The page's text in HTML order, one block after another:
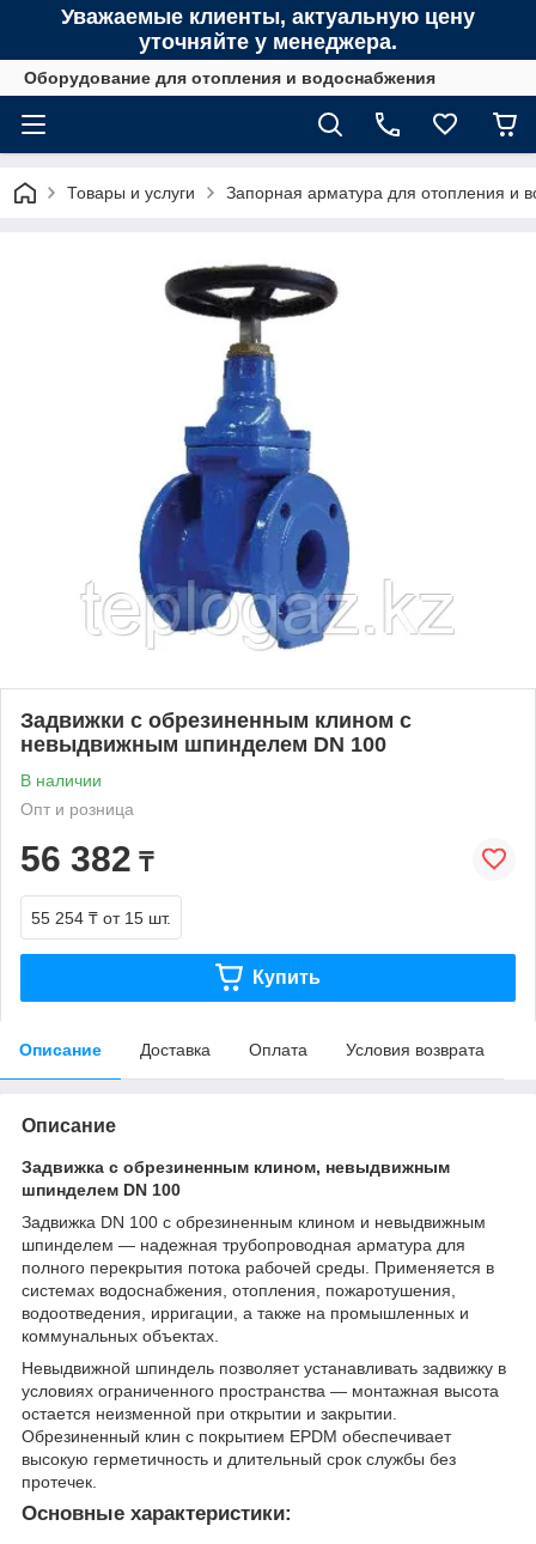
Уважаемые клиенты, актуальную цену
уточняйте у менеджера.
Оборудование для отопления и водоснабжения
Товары и услуги Запорная арматура для отопления и
Задвижки с обрезиненным клином с
невыдвижным шпинделем DN 100
В наличии
Опт и розница
56 382 ₸
55 254 ₸ от 15 шт.
Купить
Описание Доставка Оплата Условия возврата
Описание
Задвижка с обрезиненным клином, невыдвижным
шпинделем DN 100
Задвижка DN 100 с обрезиненным клином и невыдвижным
шпинделем — надежная трубопроводная арматура для
полного перекрытия потока рабочей среды. Применяется в
системах водоснабжения, отопления, пожаротушения,
водоотведения, ирригации, а также на промышленных и
коммунальных объектах.
Невыдвижной шпиндель позволяет устанавливать задвижку в
условиях ограниченного пространства — монтажная высота
остается неизменной при открытии и закрытии.
Обрезиненный клин с покрытием EPDM обеспечивает
высокую герметичность и длительный срок службы без
протечек.
Основные характеристики: